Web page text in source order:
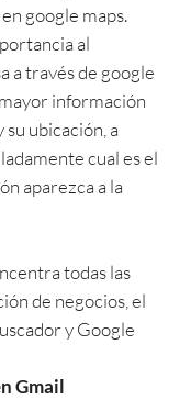
google maps.
al
a través de google
información
ubicación, a
cual es el
aparezca a la
todas las
de negocios, el
y Google
Gmail